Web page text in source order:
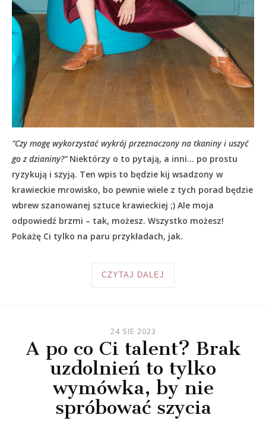
“Czy mogę wykorzystać wykrój przeznaczony na tkaniny i uszyć
go z dzianiny?”Niektórzy o to pytają, a inni… po prostu
ryzykują i szyją. Ten wpis to będzie kij wsadzony w
krawieckie mrowisko, bo pewnie wiele z tych porad będzie
wbrew szanowanej sztuce krawieckiej ;) Ale moja
odpowiedź brzmi – tak, możesz. Wszystko możesz!
Pokażę Ci tylko na paru przykładach, jak.
CZYTAJ DALEJ
24 SIE 2023
A po co Ci talent? Brak
uzdolnień to tylko
wymówka, by nie
spróbować szycia